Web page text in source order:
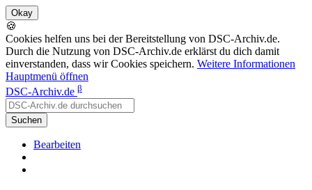
🍪
Cookies helfen uns bei der Bereitstellung von DSC-Archiv.de.
Durch die Nutzung von DSC-Archiv.de erklärst du dich damit
einverstanden, dass wir Cookies speichern. Weitere Informationen
Hauptmenü öffnen
DSC-Archiv.de β
Suchen
Bearbeiten